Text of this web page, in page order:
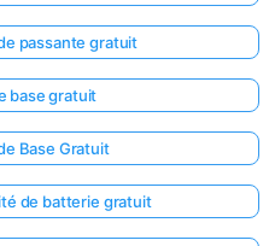
passante gratuit
base gratuit
Base Gratuit
de batterie gratuit